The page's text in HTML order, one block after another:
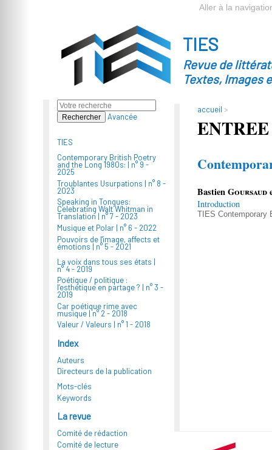
Aller à la
TIES
Revue de
Textes, Images
accueil >
ENTREE
BastienGoursaud
Introduction
TIES Contemporary
Avancée
TIES
Contemporary British Poetry
and the Long 1980s: | n° 9 -
2025
Troublantes Usurpations | n° 8 -
2023
Speaking in Tongues:
Celebrating Walt Whitman in
Translation | n° 7 - 2023
Musique et Polar | n° 6 - 2022
Pouvoirs de l'image, affects et
émotions | n° 5 - 2021
La voix dans tous ses états |
n° 4 - 2019
Poétique / politique :
l’esthétique en partage ? | n° 3 -
2019
Car poétique rime avec
musique |n° 2 - 2018
Valeur / Valeurs | n° 1 - 2018
Index
Auteurs
Directeurs de la publication
Mots-clés
Keywords
La revue
Comité de rédaction
Comité de lecture